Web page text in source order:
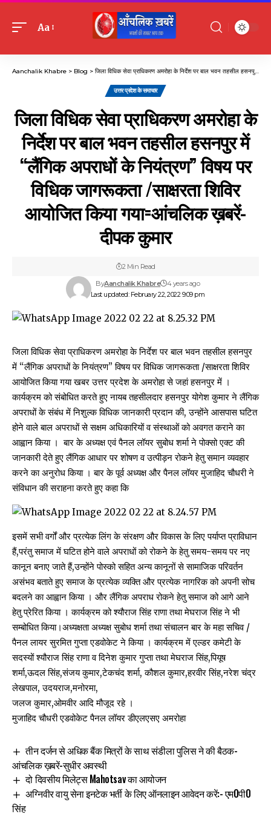
Font
Aa
Aanchalik Khabre > Blog > जिला विधिक सेवा प्राधिकरण अमरोहा के निर्देश पर बाल भवन तहसील हसनपुर में “लैंगिक अपराधों के नियंत्रण” विषय पर विधिक जागरूकता /साक्षरता शिविर आयोजित किया गया=आंचलिक ख़बरें-दीपक कुमार
उत्तर प्रदेश के समाचार
जिला विधिक सेवा प्राधिकरण अमरोहा के
निर्देश पर बाल भवन तहसील हसनपुर में
“लैंगिक अपराधों के नियंत्रण” विषय पर
विधिक जागरूकता /साक्षरता शिविर
आयोजित किया गया=आंचलिक ख़बरें-
दीपक कुमार
Last updated: February 22, 2022 9:09 pm
ByAanchalik Khabre 4 years ago
2 Min Read
जिला विधिक सेवा प्राधिकरण अमरोहा के निर्देश पर बाल भवन तहसील हसनपुर
में “लैंगिक अपराधों के नियंत्रण” विषय पर विधिक जागरूकता /साक्षरता शिविर
आयोजित किया गया खबर उत्तर प्रदेश के अमरोहा से जहां हसनपुर में ‌।
कार्यक्रम को संबोधित करते हुए नायब तहसीलदार हसनपुर योगेश कुमार ने लैंगिक
अपराधों के संबंध में निशुल्क विधिक जानकारी प्रदान की, उन्होंने आसपास घटित
होने वाले बाल अपराधों से सक्षम अधिकारियों व संस्थाओं को अवगत कराने का
आह्वान किया । ‌ बार के अध्यक्ष एवं पैनल लॉयर सुबोध शर्मा ने पोक्सो एक्ट की
जानकारी देते हुए लैंगिक आधार पर शोषण व उत्पीड़न रोकने हेतु समान व्यवहार
करने का अनुरोध किया । बार के पूर्व अध्यक्ष और पैनल लॉयर मुजाहिद चौधरी ने
संविधान की सराहना करते हुए कहा कि
इसमें सभी वर्गों और प्रत्येक लिंग के संरक्षण और विकास के लिए पर्याप्त प्राविधान
हैं,परंतु समाज में घटित होने वाले अपराधों को रोकने के हेतु समय-समय पर नए
कानून बनाए जाते हैं,उन्होंने पोस्को सहित अन्य कानूनों से सामाजिक परिवर्तन
असंभव बताते हुए समाज के प्रत्येक व्यक्ति और प्रत्येक नागरिक को अपनी सोच
बदलने का आह्वान किया । और लैंगिक अपराध रोकने हेतु समाज को आगे आने
हेतु प्रेरित किया ‌।‌ कार्यक्रम को श्यौराज सिंह राणा तथा मेघराज सिंह ने भी
सम्बोधित किया।अध्यक्षता अध्यक्ष सुबोध शर्मा तथा संचालन बार के महा सचिव /
पैनल लायर सुरमित गुप्ता एडवोकेट ने किया । कार्यक्रम में एल्डर कमेटी के
सदस्यों श्यौराज सिंह राणा व दिनेश कुमार गुप्ता तथा मेघराज सिंह,पियूष
शर्मा,ऊदल सिंह,संजय कुमार,टेकचंद शर्मा, कौशल कुमार,हरवीर सिंह,नरेश चंद्र
लेखपाल, उदयराज,मनोरमा,
जलज कुमार,ओमवीर आदि मौजूद रहे ।
मुजाहिद चौधरी एडवोकेट पैनल लॉयर डीएलएसए अमरोहा ‌
तीन दर्जन से अधिक बैंक मित्रों के साथ संडीला पुलिस ने की बैठक-
आंचलिक ख़बरें-सुधीर अवस्थी
दो दिवसीय मिलेट्स Mahotsav का आयोजन
अग्निवीर वायु सेना इनटेक भर्ती के लिए ऑनलाइन आवेदन करें:- एम0पी0
सिंह